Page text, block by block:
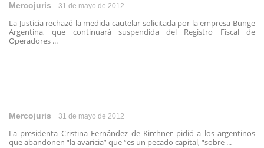
Mercojuris 31 de mayo de 2012
La Justicia rechazó la medida cautelar solicitada por la empresa Bunge
Argentina, que continuará suspendida del Registro Fiscal de
Operadores ...
Mercojuris 31 de mayo de 2012
La presidenta Cristina Fernández de Kirchner pidió a los argentinos
que abandonen “la avaricia” que “es un pecado capital, “sobre ...